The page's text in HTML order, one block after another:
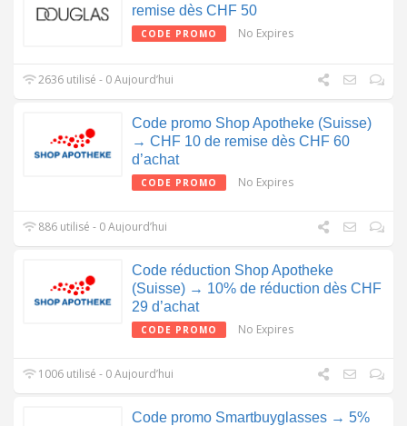
remise dès CHF 50
CODE PROMO No Expires
2636 utilisé - 0 Aujourd’hui
Code promo Shop Apotheke (Suisse)
→ CHF 10 de remise dès CHF 60
d’achat
CODE PROMO No Expires
886 utilisé - 0 Aujourd’hui
Code réduction Shop Apotheke
(Suisse) → 10% de réduction dès CHF
29 d’achat
CODE PROMO No Expires
1006 utilisé - 0 Aujourd’hui
Code promo Smartbuyglasses → 5%